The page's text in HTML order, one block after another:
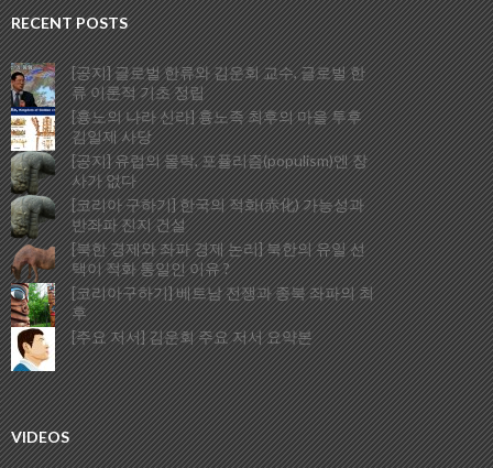
RECENT POSTS
[공지] 글로벌 한류와 김운회 교수, 글로벌 한
류 이론적 기초 정립
[흉노의 나라 신라] 흉노족 최후의 마을 투후
김일제 사당
[공지] 유럽의 몰락, 포퓰리즘(populism)엔 장
사가 없다
[코리아 구하기] 한국의 적화(赤化) 가능성과
반좌파 진지 건설
[북한 경제와 좌파 경제 논리] 북한의 유일 선
택이 적화 통일인 이유 ?
[코리아구하기] 베트남 전쟁과 종북 좌파의 최
후
[주요 저서] 김운회 주요 저서 요약본
VIDEOS